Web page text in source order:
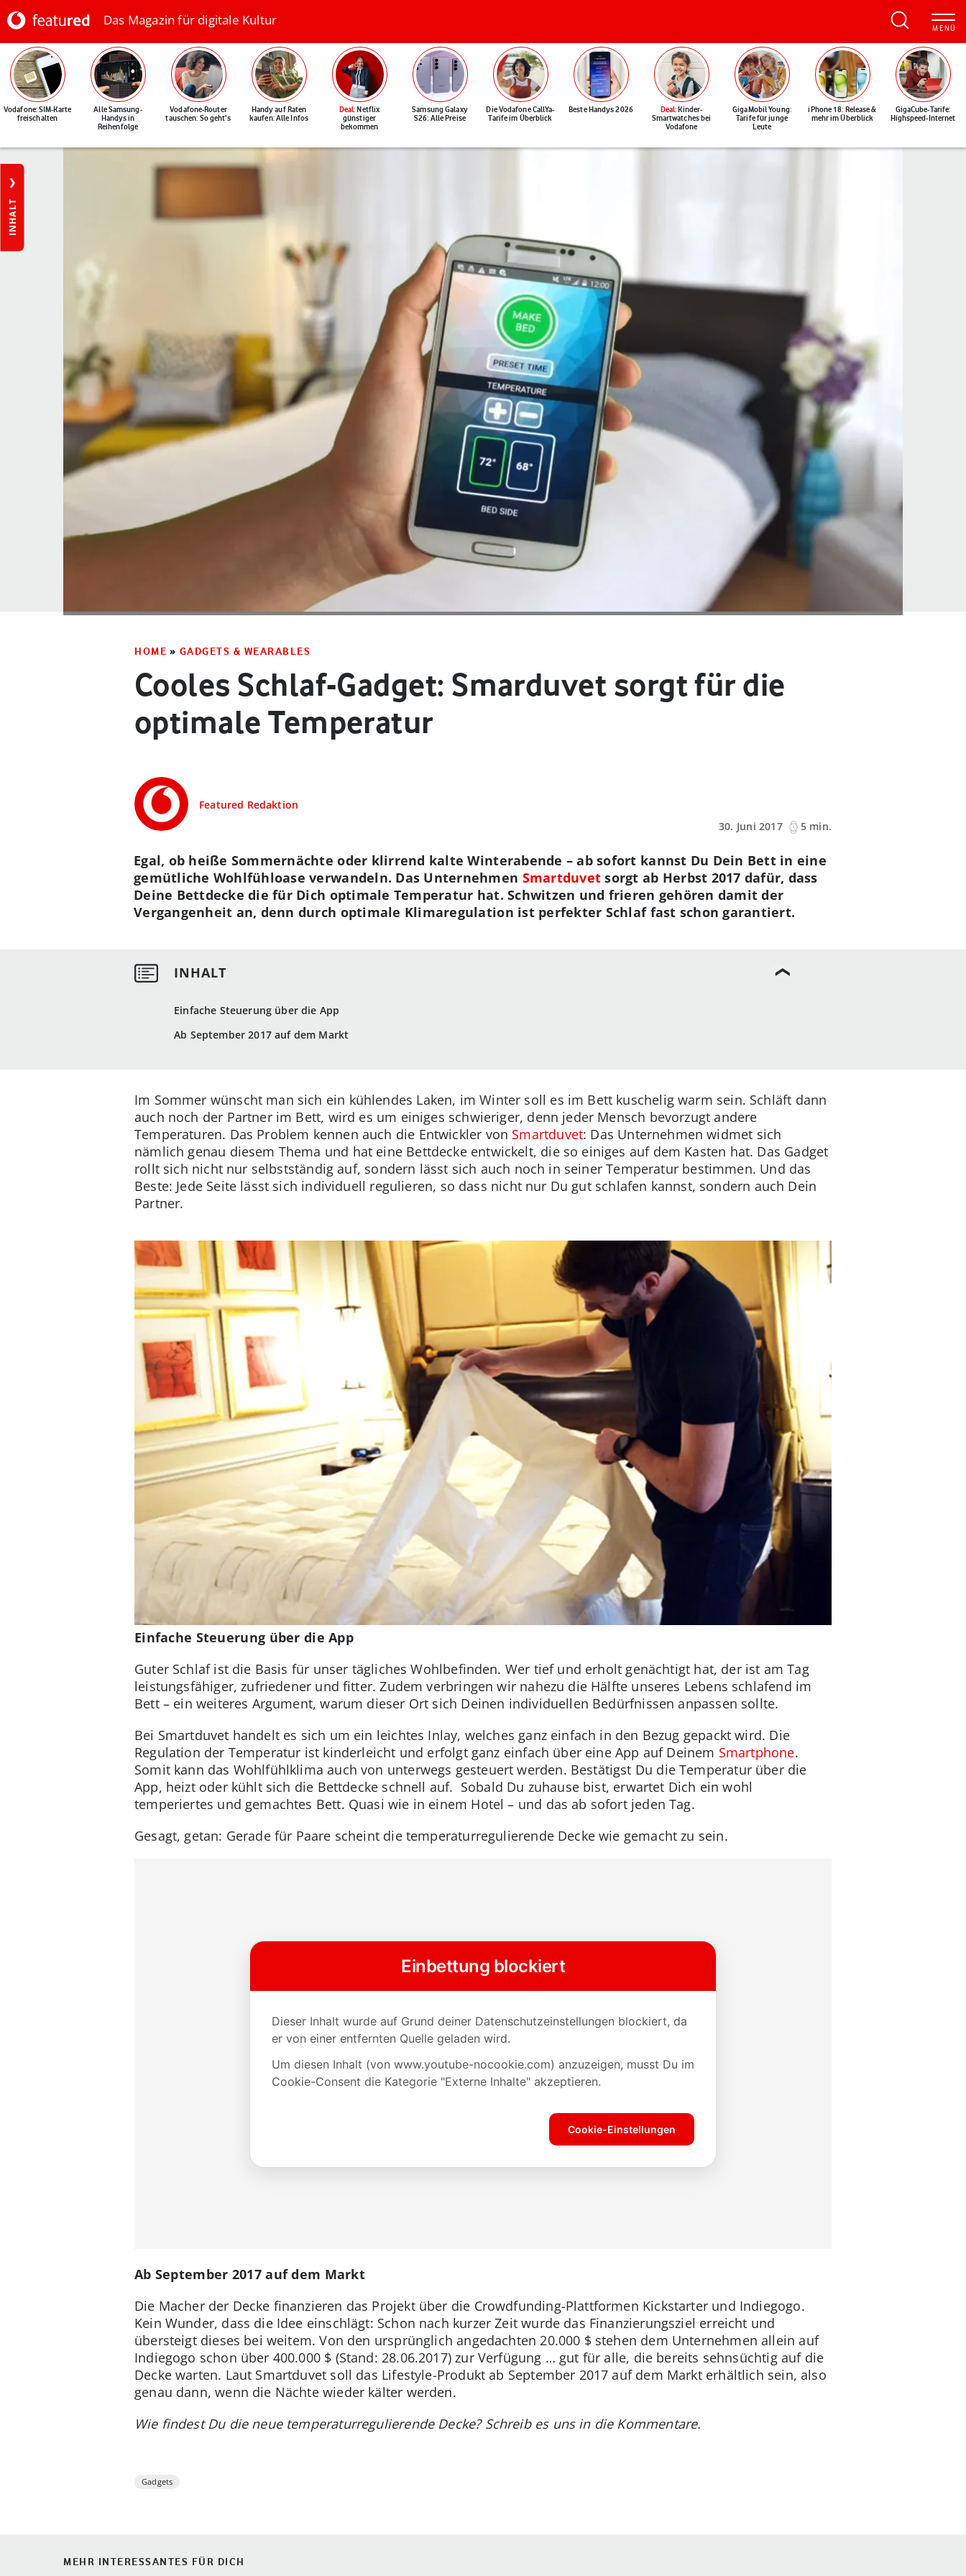
Das Magazin für digitale Kultur
Vodafone: SIM-Karte
freischalten
Alle Samsung-
Handys in
Reihenfolge
Vodafone-Router
tauschen: So geht's
Handy auf Raten
kaufen: Alle Infos
Deal: Netflix
günstiger
bekommen
Samsung Galaxy
S26: Alle Preise
Die Vodafone CallYa-
Tarife im Überblick
Beste Handys 2026 Deal: Kinder-
Smartwatches bei
Vodafone
GigaMobil Young:
Tarife für junge
Leute
iPhone 18: Release &
mehr im Überblick
GigaCube-Tarife:
Highspeed-Internet
INHALT
HOME » GADGETS & WEARABLES
Cooles Schlaf-Gadget: Smarduvet sorgt für die
optimale Temperatur
Featured Redaktion
30. Juni 2017
5 min.
Einfache Steuerung über die App
Ab September 2017 auf dem Markt
Egal, ob heiße Sommernächte oder klirrend kalte Winterabende – ab sofort kannst Du Dein Bett in eine
gemütliche Wohlfühloase verwandeln. Das Unternehmen Smartduvet sorgt ab Herbst 2017 dafür, dass
Deine Bettdecke die für Dich optimale Temperatur hat. Schwitzen und frieren gehören damit der
Vergangenheit an, denn durch optimale Klimaregulation ist perfekter Schlaf fast schon garantiert.
Im Sommer wünscht man sich ein kühlendes Laken, im Winter soll es im Bett kuschelig warm sein. Schläft dann
auch noch der Partner im Bett, wird es um einiges schwieriger, denn jeder Mensch bevorzugt andere
Temperaturen. Das Problem kennen auch die Entwickler von Smartduvet: Das Unternehmen widmet sich
nämlich genau diesem Thema und hat eine Bettdecke entwickelt, die so einiges auf dem Kasten hat. Das Gadget
rollt sich nicht nur selbstständig auf, sondern lässt sich auch noch in seiner Temperatur bestimmen. Und das
Beste: Jede Seite lässt sich individuell regulieren, so dass nicht nur Du gut schlafen kannst, sondern auch Dein
Partner.
Einfache Steuerung über die App
Guter Schlaf ist die Basis für unser tägliches Wohlbefinden. Wer tief und erholt genächtigt hat, der ist am Tag
leistungsfähiger, zufriedener und fitter. Zudem verbringen wir nahezu die Hälfte unseres Lebens schlafend im
Bett – ein weiteres Argument, warum dieser Ort sich Deinen individuellen Bedürfnissen anpassen sollte.
Bei Smartduvet handelt es sich um ein leichtes Inlay, welches ganz einfach in den Bezug gepackt wird. Die
Regulation der Temperatur ist kinderleicht und erfolgt ganz einfach über eine App auf Deinem Smartphone.
Somit kann das Wohlfühlklima auch von unterwegs gesteuert werden. Bestätigst Du die Temperatur über die
App, heizt oder kühlt sich die Bettdecke schnell auf. Sobald Du zuhause bist, erwartet Dich ein wohl
temperiertes und gemachtes Bett. Quasi wie in einem Hotel – und das ab sofort jeden Tag.
Gesagt, getan: Gerade für Paare scheint die temperaturregulierende Decke wie gemacht zu sein.
Ab September 2017 auf dem Markt
Die Macher der Decke finanzieren das Projekt über die Crowdfunding-Plattformen Kickstarter und Indiegogo.
Kein Wunder, dass die Idee einschlägt: Schon nach kurzer Zeit wurde das Finanzierungsziel erreicht und
übersteigt dieses bei weitem. Von den ursprünglich angedachten 20.000 $ stehen dem Unternehmen allein auf
Indiegogo schon über 400.000 $ (Stand: 28.06.2017) zur Verfügung … gut für alle, die bereits sehnsüchtig auf die
Decke warten. Laut Smartduvet soll das Lifestyle-Produkt ab September 2017 auf dem Markt erhältlich sein, also
genau dann, wenn die Nächte wieder kälter werden.
Wie findest Du die neue temperaturregulierende Decke? Schreib es uns in die Kommentare.
Gadgets
MEHR INTERESSANTES FÜR DICH